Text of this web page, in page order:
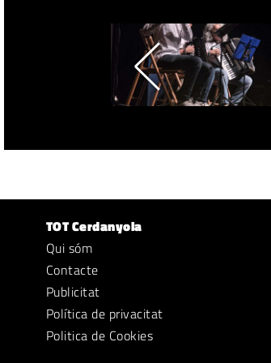
TOT Cerdanyola
Qui sóm
Contacte
Publicitat
Política de privacitat
Politica de Cookies